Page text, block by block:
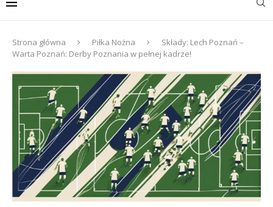
Strona główna Piłka Nożna
Składy: Lech Poznań –
Warta Poznań: Derby Poznania w pełnej kadrze!